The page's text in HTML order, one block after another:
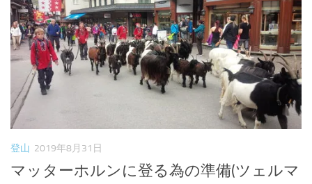
登山 2019年8月31日
マッターホルンに登る為の準備(ツェルマ